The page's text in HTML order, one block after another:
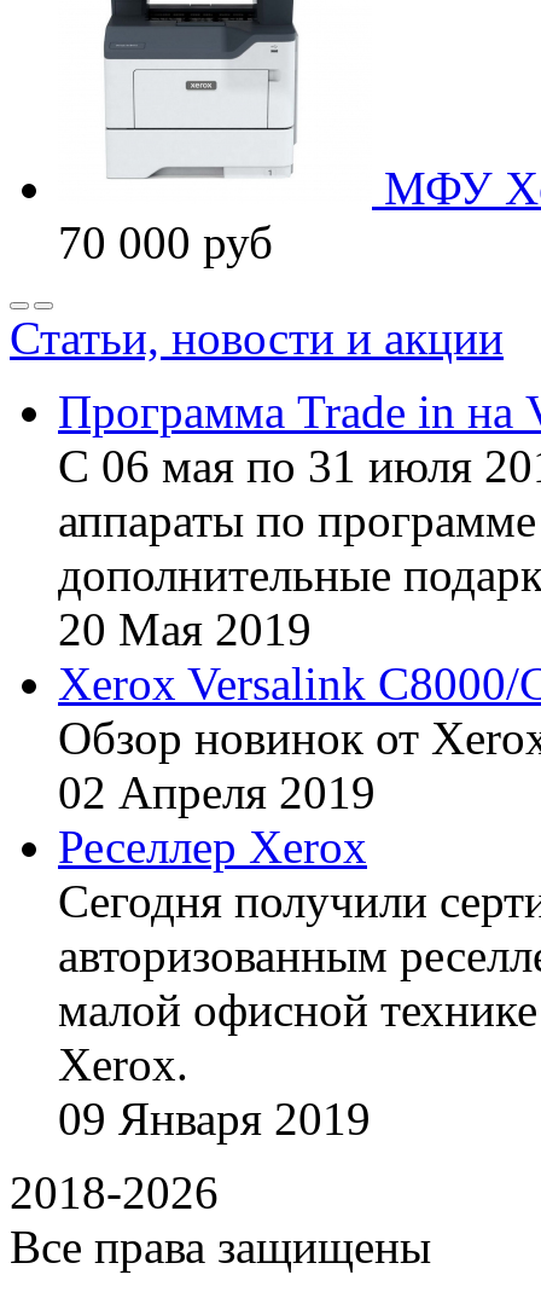
МФУ
70 000 руб
Статьи, новости и акции
Программа Trade in на
С 06 мая по 31 июля
аппараты по
дополнительные
20 Мая 2019
Xerox Versalink C8000/
Обзор новинок от
02 Апреля 2019
Реселлер Xerox
Сегодня получили
авторизованным
малой офисной
Xerox.
09 Января 2019
2018-2026
Все права защищены